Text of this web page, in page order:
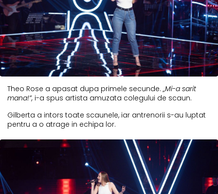
Theo Rose a apasat dupa primele secunde.„Mi-a sarit
mana!”, i-a spus artista amuzata colegului de scaun.
Gilberta a intors toate scaunele, iar antrenorii s-au luptat
pentru a o atrage in echipa lor.